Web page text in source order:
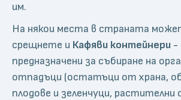
им.
На някои места в страната
срещнете и Кафяви контейнери -
предназначени за събиране на
отпадъци (остатъци от храна,
плодове и зеленчуци, растителни